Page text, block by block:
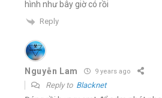
hình như bây giờ có rồi
Reply
Nguyễn Lam 9 years ago
Reply to Blacknet